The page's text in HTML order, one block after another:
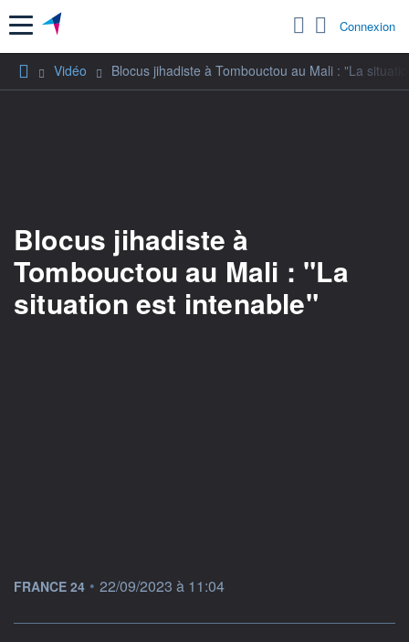
Menu Connexion
Vidéo Blocus jihadiste à Tombouctou au Mali : "La
Blocus jihadiste à
Tombouctou au Mali : "La
situation est intenable"
information fournie par
FRANCE 24 • 22/09/2023 à 11:04